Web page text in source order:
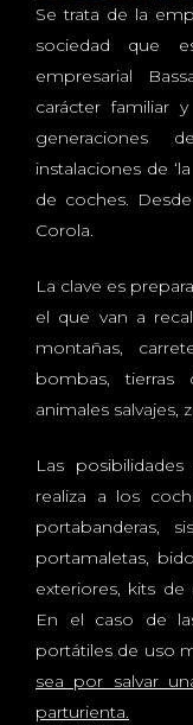
Se trata de la
sociedad que
empresarial
carácter familiar
generaciones
instalaciones de
de coches.
Corola.
La clave es
el que van a
montañas,
bombas,
animales salvajes,
Las
realiza a los
portabanderas,
portamaletas,
exteriores, kits
En el caso de
portátiles de uso
sea por salvar
parturienta.